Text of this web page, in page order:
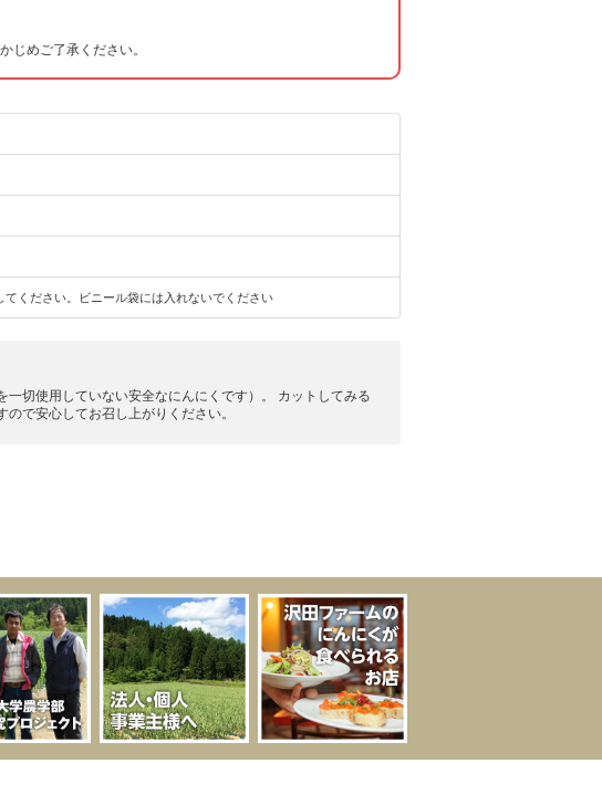
じめご了承ください。
ください。ビニール袋には入れないでください
切使用していない安全なにんにくです）。 カットしてみる
で安心してお召し上がりください。